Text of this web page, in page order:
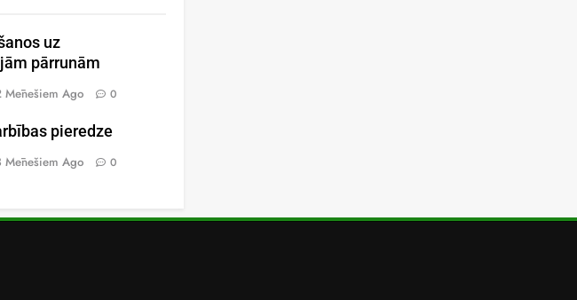
uz
pārrunām
Mēnešiem Ago 0
pieredze
Mēnešiem Ago 0